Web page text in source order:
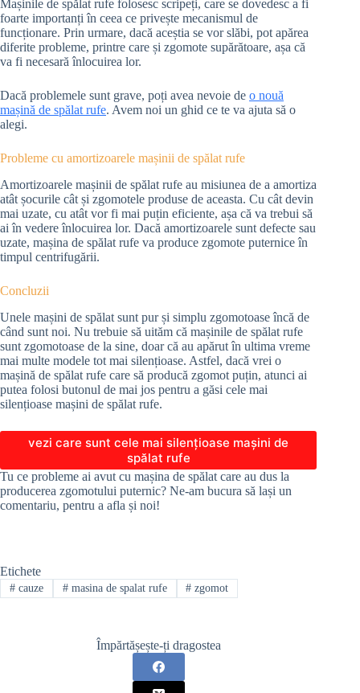
Mașinile de spălat rufe folosesc scripeți, care se dovedesc a fi
foarte importanți în ceea ce privește mecanismul de
funcționare. Prin urmare, dacă aceștia se vor slăbi, pot apărea
diferite probleme, printre care și zgomote supărătoare, așa că
va fi necesară înlocuirea lor.
Dacă problemele sunt grave, poți avea nevoie de o nouă
mașină de spălat rufe. Avem noi un ghid ce te va ajuta să o
alegi.
Probleme cu amortizoarele mașinii de spălat rufe
Amortizoarele mașinii de spălat rufe au misiunea de a amortiza
atât șocurile cât și zgomotele produse de aceasta. Cu cât devin
mai uzate, cu atât vor fi mai puțin eficiente, așa că va trebui să
ai în vedere înlocuirea lor. Dacă amortizoarele sunt defecte sau
uzate, mașina de spălat rufe va produce zgomote puternice în
timpul centrifugării.
Concluzii
Unele mașini de spălat sunt pur și simplu zgomotoase încă de
când sunt noi. Nu trebuie să uităm că mașinile de spălat rufe
sunt zgomotoase de la sine, doar că au apărut în ultima vreme
mai multe modele tot mai silențioase. Astfel, dacă vrei o
mașină de spălat rufe care să producă zgomot puțin, atunci ai
putea folosi butonul de mai jos pentru a găsi cele mai
silențioase mașini de spălat rufe.
vezi care sunt cele mai silențioase mașini de
spălat rufe
Tu ce probleme ai avut cu mașina de spălat care au dus la
producerea zgomotului puternic? Ne-am bucura să lași un
comentariu, pentru a afla și noi!
Etichete
#cauze #masina de spalat rufe # zgomot
Împărtășește-ți dragostea